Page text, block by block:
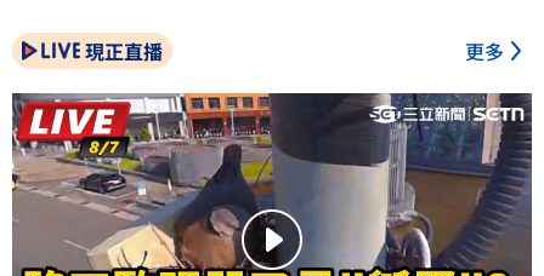
現正直播 更多